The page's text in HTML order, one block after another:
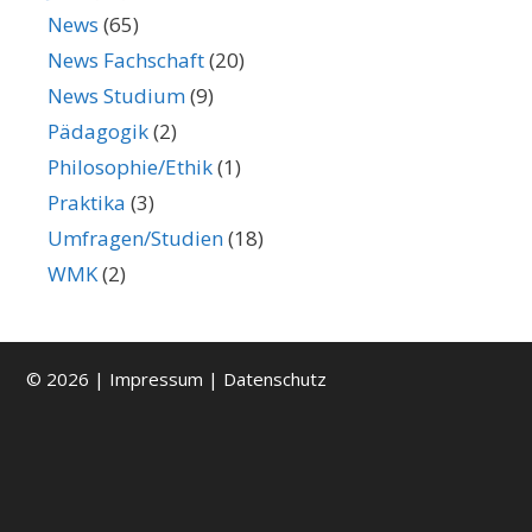
News (65)
News Fachschaft(20)
News Studium(9)
Pädagogik(2)
Philosophie/Ethik(1)
Praktika (3)
Umfragen/Studien(18)
WMK(2)
© 2026 | Impressum | Datenschutz